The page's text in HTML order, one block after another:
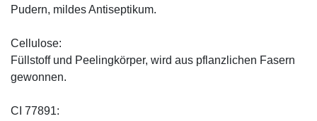
Pudern, mildes Antiseptikum.
Cellulose:
Füllstoff und Peelingkörper, wird aus pflanzlichen Fasern
gewonnen.
CI 77891: